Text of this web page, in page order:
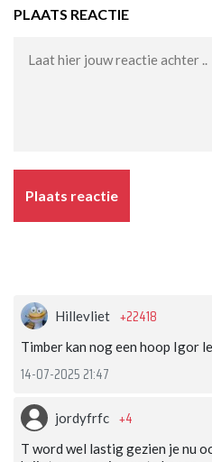
PLAATS REACTIE
Plaats reactie
Hillevliet +22418
Timber kan nog een hoop Igor
14-07-2025 21:47
jordyfrfc +4
T word wel lastig gezien je nu